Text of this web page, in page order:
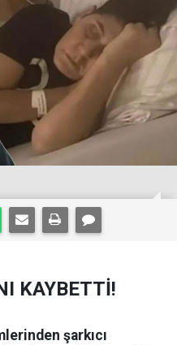
KAYBETTİ!
şarkıcı